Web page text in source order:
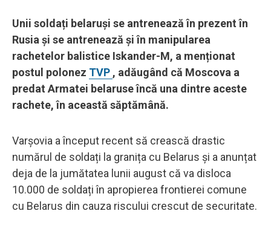
Unii soldați belaruși se antrenează în prezent în
Rusia și se antrenează și în manipularea
rachetelor balistice Iskander-M, a menționat
postul polonez TVP , adăugând că Moscova a
predat Armatei belaruse încă una dintre aceste
rachete, în această săptămână.
Varșovia a început recent să crească drastic
numărul de soldați la granița cu Belarus și a anunțat
deja de la jumătatea lunii august că va disloca
10.000 de soldați în apropierea frontierei comune
cu Belarus din cauza riscului crescut de securitate.